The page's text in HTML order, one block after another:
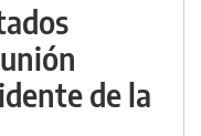
de la